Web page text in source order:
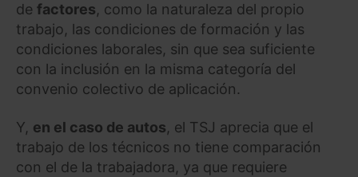
de factores, como la naturaleza del propio
trabajo, las condiciones de formación y las
condiciones laborales, sin que sea suficiente
con la inclusión en la misma categoría del
convenio colectivo de aplicación.
Y, en el caso de autos, el TSJ aprecia que el
trabajo de los técnicos no tiene comparación
con el de la trabajadora, ya que requiere